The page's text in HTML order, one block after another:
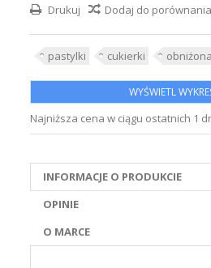
Drukuj Dodaj do porównania
pastylki cukierki
WYŚWIETL
Najniższa cena w ciągu ostatnich 1
INFORMACJE O PRODUKCIE
OPINIE
O MARCE